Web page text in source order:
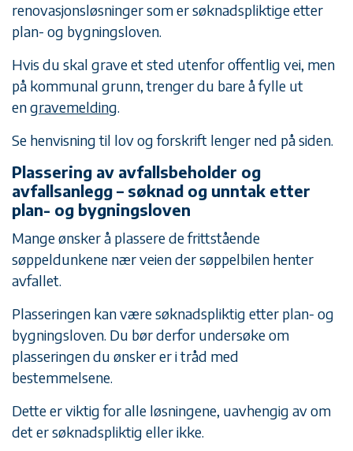
renovasjonsløsninger som er søknadspliktige etter
plan- og bygningsloven.
Hvis du skal grave et sted utenfor offentlig vei, men
på kommunal grunn, trenger du bare å fylle ut
engravemelding.
Se henvisning til lov og forskrift lenger ned på siden.
Plassering av avfallsbeholder og
avfallsanlegg – søknad og unntak etter
plan- og bygningsloven
Mange ønsker å plassere de frittstående
søppeldunkene nær veien der søppelbilen henter
avfallet.
Plasseringen kan være søknadspliktig etter plan- og
bygningsloven. Du bør derfor undersøke om
plasseringen du ønsker er i tråd med
bestemmelsene.
Dette er viktig for alle løsningene, uavhengig av om
det er søknadspliktig eller ikke.